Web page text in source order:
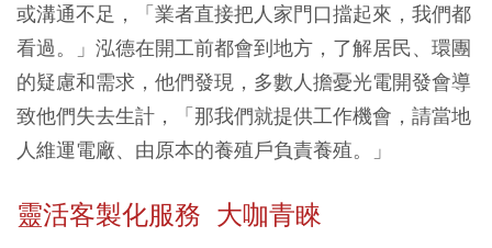
或溝通不足，「業者直接把人家門口擋起來，我們都
看過。」泓德在開工前都會到地方，了解居民、環團
的疑慮和需求，他們發現，多數人擔憂光電開發會導
致他們失去生計，「那我們就提供工作機會，請當地
人維運電廠、由原本的養殖戶負責養殖。」
靈活客製化服務 大咖青睞